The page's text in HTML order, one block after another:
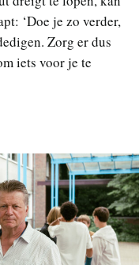
‘Doe je zo verder,
Zorg er dus
iets voor je te